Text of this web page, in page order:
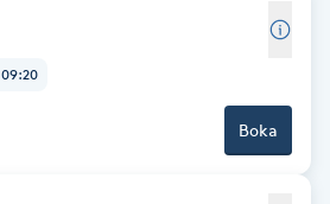
09:20
Boka